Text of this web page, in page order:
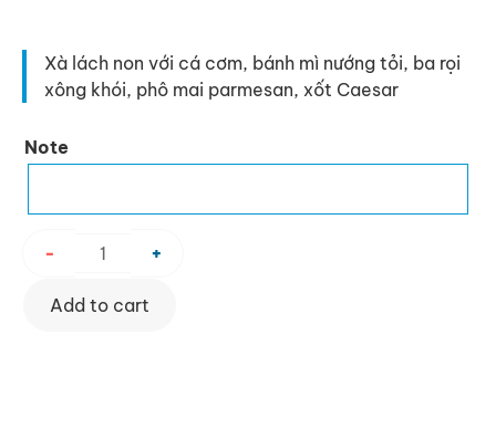
Xà lách non với cá cơm, bánh mì nướng tỏi, ba rọi
xông khói, phô mai parmesan, xốt Caesar
Note
01
quantity
- +
Add to cart